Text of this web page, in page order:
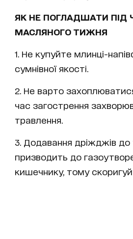
ЯК НЕ ПОГЛАДШАТИ ПІД
МАСЛЯНОГО ТИЖНЯ
1. Не купуйте млинці-
сумнівної якості.
2. Не варто
час загострення
травлення.
3. Додавання дріжджів до
призводить до
кишечнику, тому